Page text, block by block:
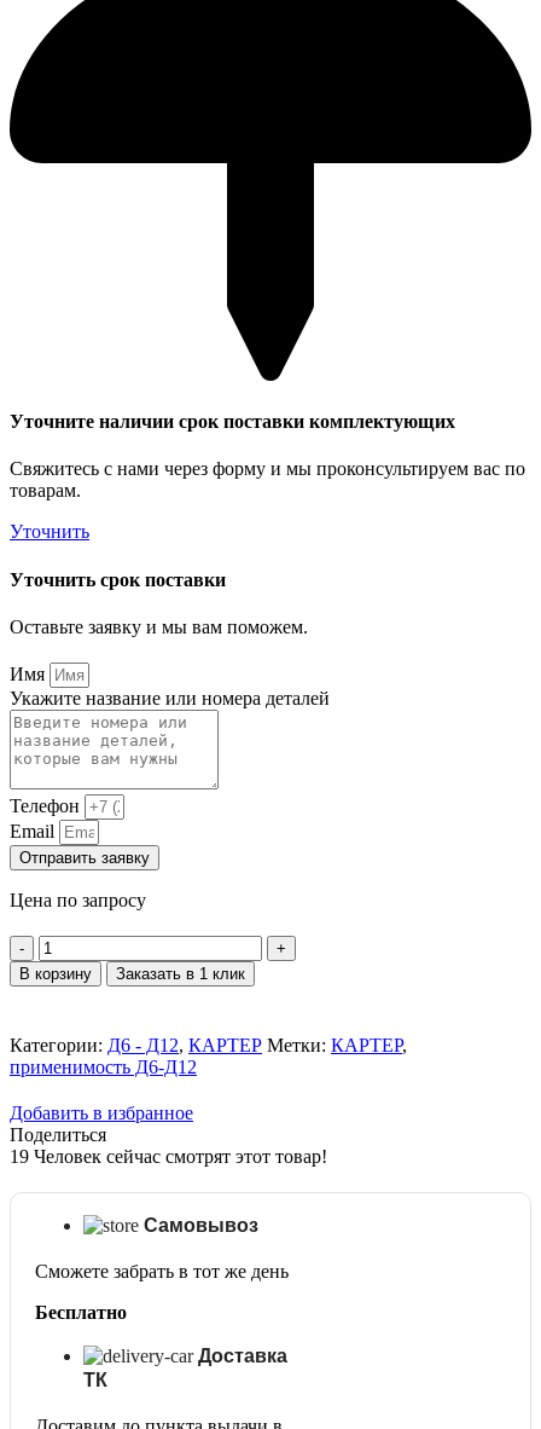
Уточните наличии срок поставки комплектующих
Свяжитесь с нами через форму и мы проконсультируем вас по
товарам.
Уточнить
Уточнить срок поставки
Оставьте заявку и мы вам поможем.
Имя
Укажите название или номера деталей
Телефон
Email
Отправить заявку
Цена по запросу
Количество
товара
Картер
01-
9-
В корзину Заказать в 1 клик
Категории: Д6 - Д12, КАРТЕР Метки: КАРТЕР,
применимость Д6-Д12
Добавить в избранное
Поделиться
19 Человек сейчас смотрят этот товар!
Самовывоз
Сможете забрать в тот же день
Бесплатно
Доставка
ТК